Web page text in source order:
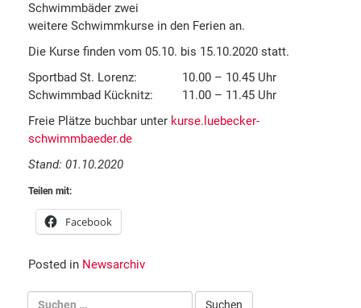
Schwimmbäder zwei
weitere Schwimmkurse in den Ferien an.
Die Kurse finden vom 05.10. bis 15.10.2020 statt.
Sportbad St. Lorenz: 10.00 – 10.45 Uhr
Schwimmbad Kücknitz: 11.00 – 11.45 Uhr
Freie Plätze buchbar unter kurse.luebecker-
schwimmbaeder.de
Stand: 01.10.2020
Teilen mit:
Facebook
Posted in Newsarchiv